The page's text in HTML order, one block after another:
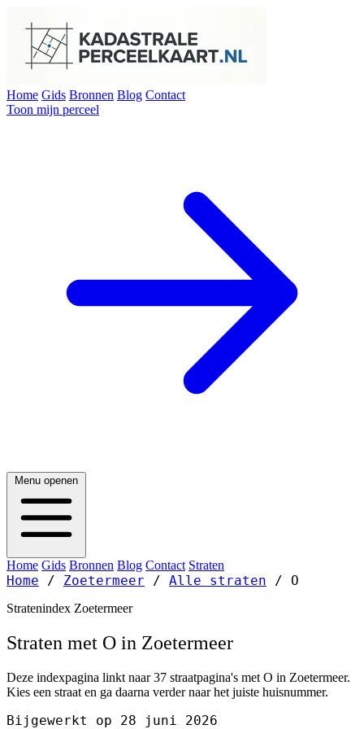
Home Gids Bronnen Blog Contact
Toon mijn perceel
Menu openen
Home Gids Bronnen Blog Contact Straten
Home / Zoetermeer / Alle straten / O
Stratenindex Zoetermeer
Straten met O in Zoetermeer
Deze indexpagina linkt naar 37 straatpagina's met O in Zoetermeer.
Kies een straat en ga daarna verder naar het juiste huisnummer.
Bijgewerkt op 28 juni 2026